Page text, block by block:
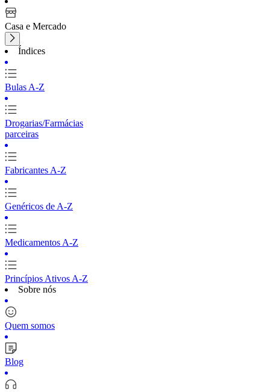
Casa e Mercado
Índices
Bulas A-Z
Drogarias/Farmácias
parceiras
Fabricantes A-Z
Genéricos de A-Z
Medicamentos A-Z
Princípios Ativos A-Z
Sobre nós
Quem somos
Blog